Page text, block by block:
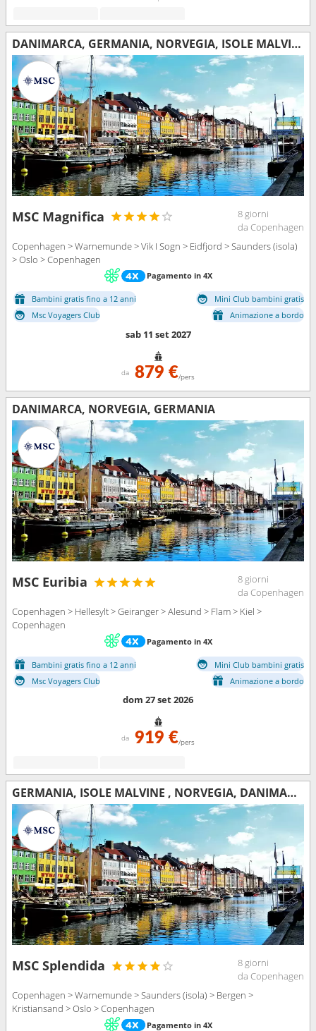
DANIMARCA, GERMANIA, NORVEGIA, ISOLE MALVINE
MSC Magnifica
8 giorni
da Copenhagen
Copenhagen > Warnemunde > Vik I Sogn > Eidfjord > Saunders (isola)
> Oslo > Copenhagen
Pagamento in 4X
Bambini gratis fino a 12 anni
Mini Club bambini gratis
Msc Voyagers Club
Animazione a bordo
sab 11 set 2027
da 879 €/pers
DANIMARCA, NORVEGIA, GERMANIA
MSC Euribia
8 giorni
da Copenhagen
Copenhagen > Hellesylt > Geiranger > Alesund > Flam > Kiel >
Copenhagen
Pagamento in 4X
Bambini gratis fino a 12 anni
Mini Club bambini gratis
Msc Voyagers Club
Animazione a bordo
dom 27 set 2026
da 919 €/pers
GERMANIA, ISOLE MALVINE , NORVEGIA, DANIMARCA
MSC Splendida
8 giorni
da Copenhagen
Copenhagen > Warnemunde > Saunders (isola) > Bergen >
Kristiansand > Oslo > Copenhagen
Pagamento in 4X